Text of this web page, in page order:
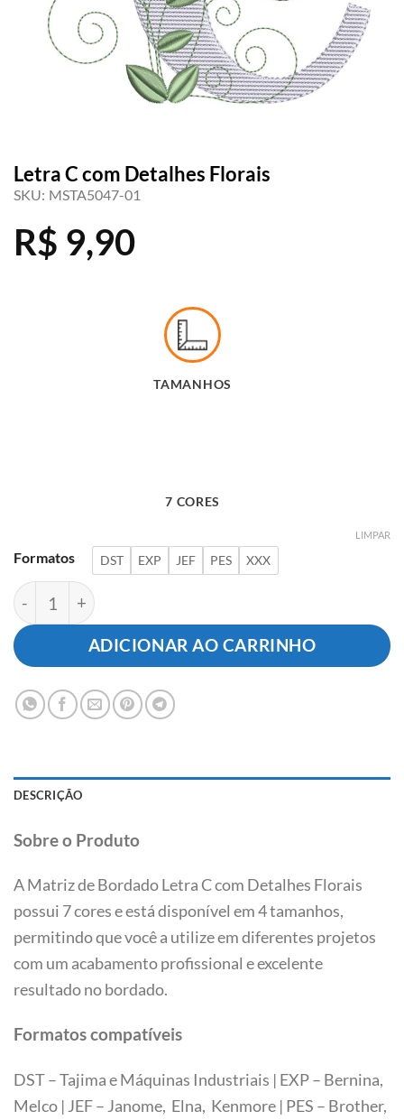
Letra C com Detalhes Florais
SKU: MSTA5047-01
R$ 9,90
TAMANHOS
Formatos DST EXP JEF PES XXX
LIMPAR
Letra C com Detalhes Florais quantidade
ADICIONAR AO CARRINHO
DESCRIÇÃO
Sobre o Produto
A Matriz de Bordado Letra C com Detalhes Florais
possui 7 cores e está disponível em 4 tamanhos,
permitindo que você a utilize em diferentes projetos
com um acabamento profissional e excelente
resultado no bordado.
Formatos compatíveis
DST – Tajima e Máquinas Industriais | EXP – Bernina,
Melco | JEF – Janome, Elna, Kenmore | PES – Brother,